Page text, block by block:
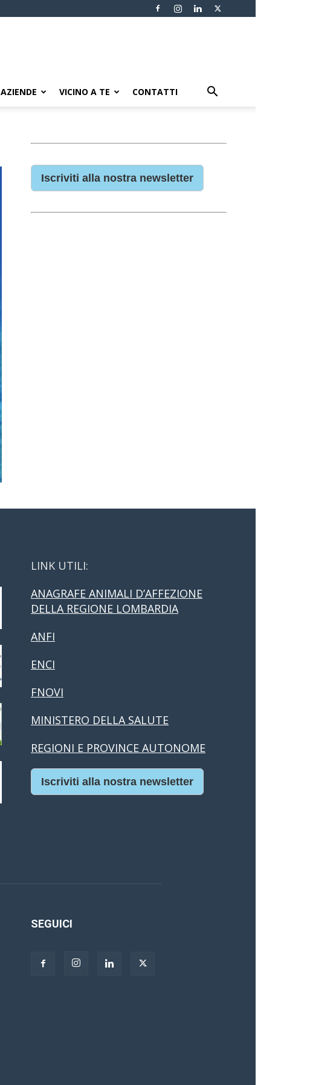
AZIENDE VICINO A TE CONTATTI
Iscriviti alla nostra newsletter
LINK UTILI:
ANAGRAFE ANIMALI D’AFFEZIONE
DELLA REGIONE LOMBARDIA
ANFI
ENCI
FNOVI
MINISTERO DELLA SALUTE
REGIONI E PROVINCE AUTONOME
Iscriviti alla nostra newsletter
SEGUICI